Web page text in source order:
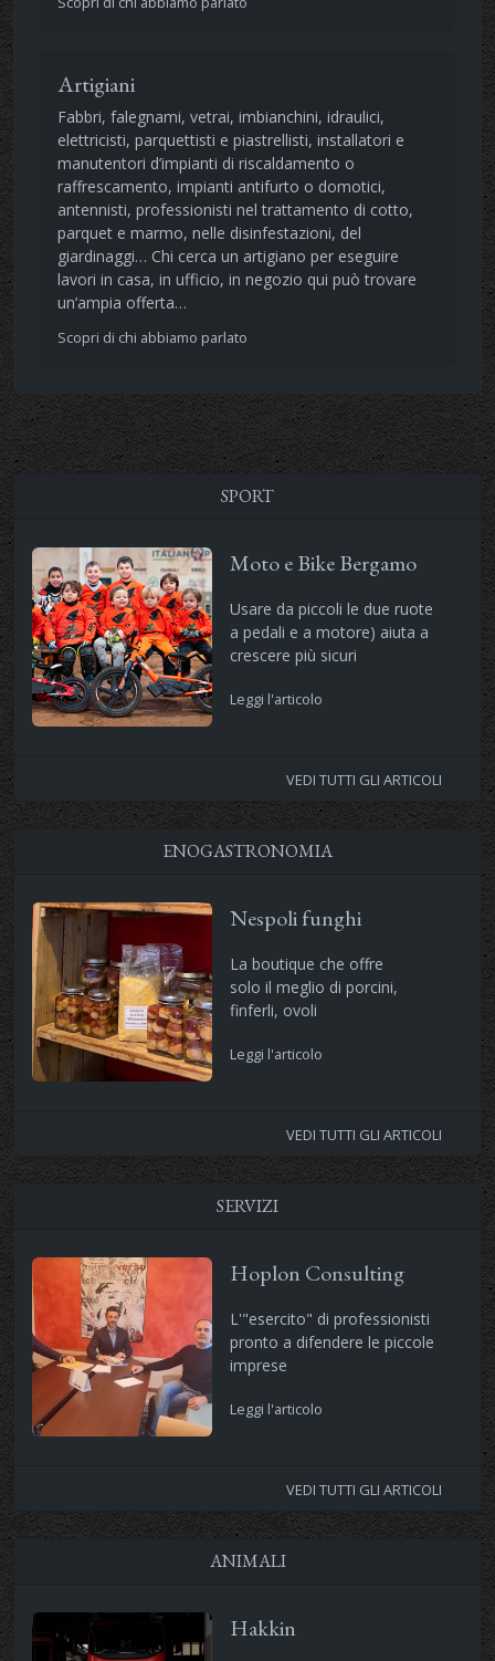
Artigiani
Fabbri, falegnami, vetrai, imbianchini, idraulici,
elettricisti, parquettisti e piastrellisti, installatori e
manutentori d’impianti di riscaldamento o
raffrescamento, impianti antifurto o domotici,
antennisti, professionisti nel trattamento di cotto,
parquet e marmo, nelle disinfestazioni, del
giardinaggi… Chi cerca un artigiano per eseguire
lavori in casa, in ufficio, in negozio qui può trovare
un’ampia offerta…
Scopri di chi abbiamo parlato
SPORT
Moto e Bike Bergamo
Usare da piccoli le due ruote
a pedali e a motore) aiuta a
crescere più sicuri
Leggi l'articolo
VEDI TUTTI GLI ARTICOLI
ENOGASTRONOMIA
Nespoli funghi
La boutique che offre
solo il meglio di porcini,
finferli, ovoli
Leggi l'articolo
VEDI TUTTI GLI ARTICOLI
SERVIZI
Hoplon Consulting
L'"esercito" di professionisti
pronto a difendere le piccole
imprese
Leggi l'articolo
VEDI TUTTI GLI ARTICOLI
ANIMALI
Hakkin